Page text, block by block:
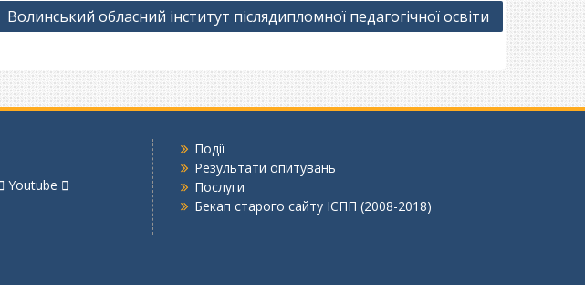
Волинський обласний інститут післядипломної педагогічної освіти
Youtube
Події
Результати опитувань
Послуги
Бекап старого сайту ІСПП (2008-2018)